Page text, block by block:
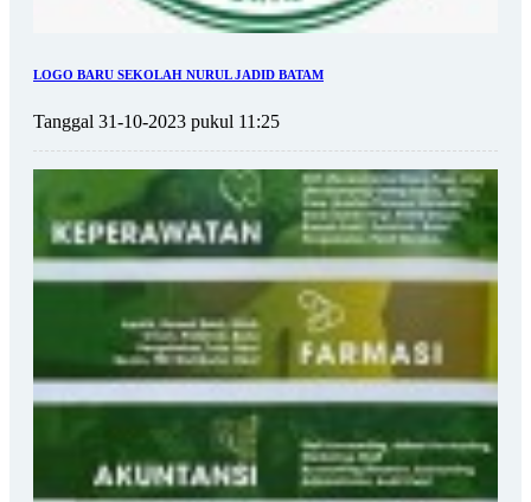
LOGO BARU SEKOLAH NURUL JADID BATAM
Tanggal 31-10-2023 pukul 11:25